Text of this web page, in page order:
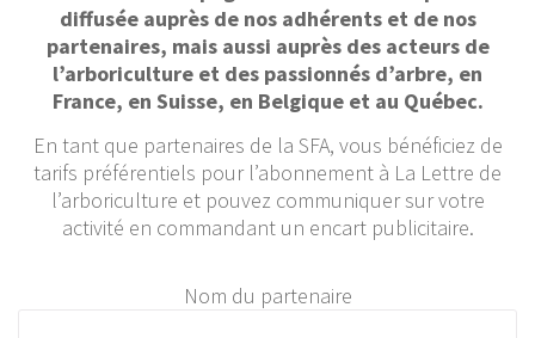
diffusée auprès de nos adhérents et de nos
partenaires, mais aussi auprès des acteurs de
l’arboriculture et des passionnés d’arbre, en
France, en Suisse, en Belgique et au Québec.
En tant que partenaires de la SFA, vous bénéficiez de
tarifs préférentiels pour l’abonnement à La Lettre de
l’arboriculture et pouvez communiquer sur votre
activité en commandant un encart publicitaire.
Nom du partenaire